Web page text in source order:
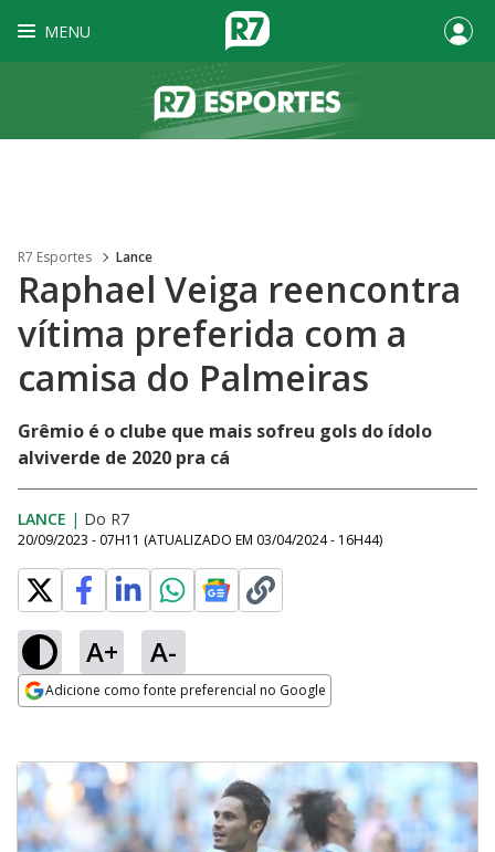
MENU
R7 Esportes Lance
Raphael Veiga reencontra
vítima preferida com a
camisa do Palmeiras
Grêmio é o clube que mais sofreu gols do ídolo
alviverde de 2020 pra cá
LANCE | Do R7
20/09/2023 - 07H11 (ATUALIZADO EM 03/04/2024 - 16H44)
A+ A-
Adicione como fonte preferencial no Google